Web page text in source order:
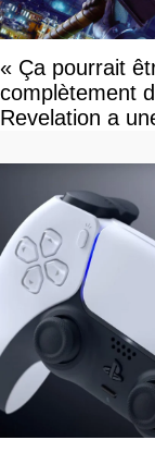
« Ça pourrait
complètement
Revelation a